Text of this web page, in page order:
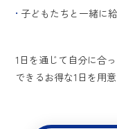
子どもたちと一緒に
1日を通じて自分に合
できるお得な1日を用